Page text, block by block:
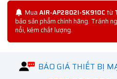
MuaAIR-AP2802I-SK910Ctừ
bảo sản phẩm chính hãng. Tránh
nổi, kém chất lượng.
BÁO GIÁ THIẾT BỊ